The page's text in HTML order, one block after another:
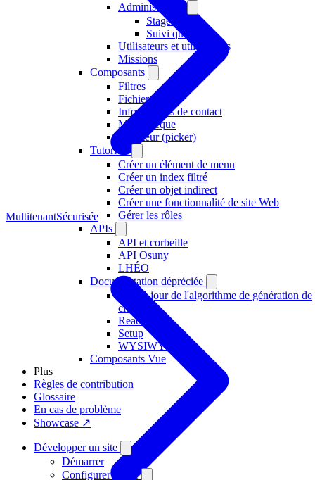
Administration
Stages
Suivi qualité
Utilisateurs et utilisatrices
Missions
Composants
Filtres
Fichiers
Informations de contact
Médiathèque
Sélecteur (picker)
Tutoriels
Créer un élément de menu
Créer un index filtré
Créer un objet indirect
Créer une fonctionnalité de site Web
Gérer les rôles
APIs
API et corbeille
API Osuny
LHÉO
Documentation dépréciée
Mise à jour de l'algorithme de génération de
clés
Readme
Setup
WYSIWYG
Composants Vue
Plus
Règles de contribution
Glossaire
En cas de problème
Showcase ↗
Développer un site
Démarrer
Configurer le site
MultitenantSécurisée